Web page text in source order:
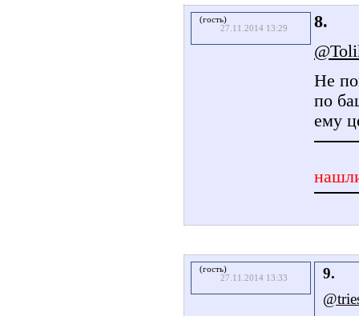
(гость)
27.11.2014 13:29
8.
Не
по
ему
(гость)
27.11.2014 13:33
9.